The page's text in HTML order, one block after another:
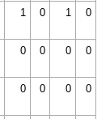
1 0 1 0
0 0 0 0
0 0 0 0